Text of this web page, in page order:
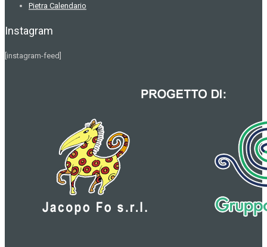
Pietra Calendario
Instagram
[instagram-feed]